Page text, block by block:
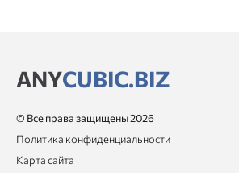
ANYCUBIC.BIZ
© Все права защищены 2026
Политика конфиденциальности
Карта сайта